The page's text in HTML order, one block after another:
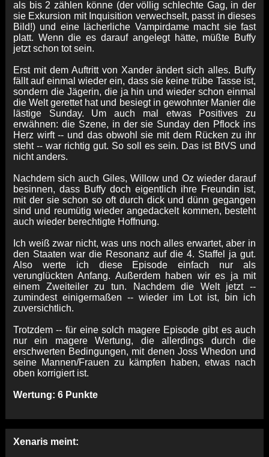
als bis 2 zählen könne (der völlig schlechte Gag, in der
sie Exkursion mit Inquisition verwechselt, passt in dieses
Bild!) und eine lächerliche Vampirdame macht sie fast
platt. Wenn die es darauf angelegt hätte, müßte Buffy
jetzt schon tot sein.
Erst mit dem Auftritt von Xander ändert sich alles. Buffy
fällt auf einmal wieder ein, dass sie keine trübe Tasse ist,
sondern die Jägerin, die ja hin und wieder schon einmal
die Welt gerettet hat und besiegt in gewohnter Manier die
lästige Sunday. Um auch mal etwas Positives zu
erwähnen: die Szene, in der sie Sunday den Pflock ins
Herz wirft -- und das obwohl sie mit dem Rücken zu ihr
steht -- war richtig gut. So soll es sein. Das ist BtVS und
nicht anders.
Nachdem sich auch Giles, Willow und Oz wieder darauf
besinnen, dass Buffy doch eigentlich ihre Freundin ist,
mit der sie schon so oft durch dick und dünn gegangen
sind und reumütig wieder angedackelt kommen, besteht
auch wieder berechtigte Hoffnung.
Ich weiß zwar nicht, was uns noch alles erwartet, aber in
den Staaten war die Resonanz auf die 4. Staffel ja gut.
Also werte ich diese Episode einfach nur als
verunglückten Anfang. Außerdem haben wir es ja mit
einem Zweiteiler zu tun. Nachdem die Welt jetzt --
zumindest einigermaßen -- wieder im Lot ist, bin ich
zuversichtlich.
Trotzdem -- für eine solch magere Episode gibt es auch
nur ein magere Wertung, die allerdings durch die
erschwerten Bedingungen, mit denen Joss Whedon und
seine Mannen/Frauen zu kämpfen haben, etwas nach
oben korrigiert ist.
Wertung: 6 Punkte
Xenaris meint: